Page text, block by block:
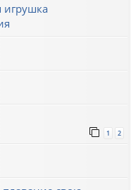
игрушка
1 2